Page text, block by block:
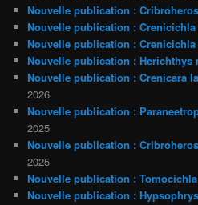
Nouvelle publication :
Nouvelle publication :
Nouvelle publication :
Nouvelle publication : Herichthys
Nouvelle publication : Crenicara
2026
Nouvelle publication :
2025
Nouvelle publication :
2025
Nouvelle publication :
Nouvelle publication :